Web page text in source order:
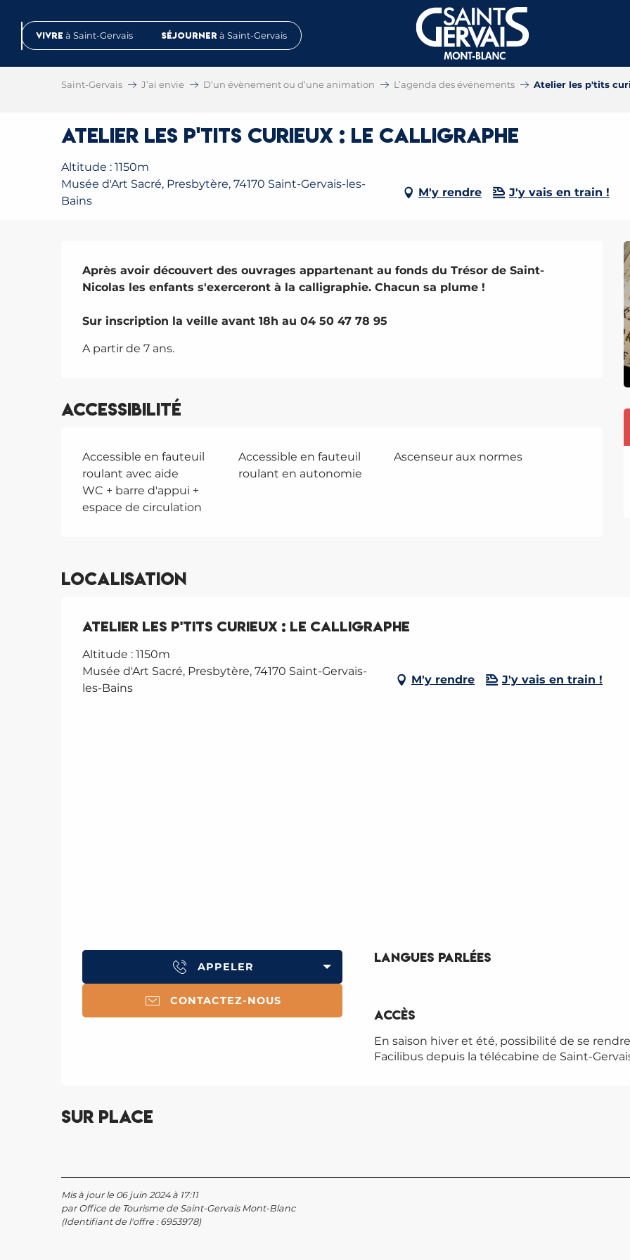
contenuVivre à Saint-Gervais Séjourner à Saint-Gervais
Saint-Gervais J’ai envie D’un évènement ou d’une animation L’agenda des événements Atelier les p'tits
Atelier les p'tits curieux : le calligraphe
Altitude : 1150m
Musée d'Art Sacré, Presbytère, 74170 Saint-Gervais-les-
Bains
M'y rendre J'y vais en train !
Description
Après avoir découvert des ouvrages appartenant au fonds du Trésor de Saint-
Nicolas les enfants s'exerceront à la calligraphie. Chacun sa plume !
Sur inscription la veille avant 18h au 04 50 47 78 95
A partir de 7 ans.
Accessibilité
Accessible en fauteuil
roulant avec aide
Accessible en fauteuil
roulant en autonomie
Ascenseur aux normes
WC + barre d'appui +
espace de circulation
Localisation
Atelier les p'tits curieux : le calligraphe
Altitude : 1150m
Musée d'Art Sacré, Presbytère, 74170 Saint-Gervais-
les-Bains
M'y rendre J'y vais en train !
APPELER
CONTACTEZ-NOUS
Langues parlées
Langues parlées
Accès
Accès
En saison hiver et été, possibilité de se
Facilibus depuis la télécabine de Saint-
Sur place
Mis à jour le 06 juin 2024 à 17:11
par Office de Tourisme de Saint-Gervais Mont-Blanc
(Identifiant de l'offre : 6953978)